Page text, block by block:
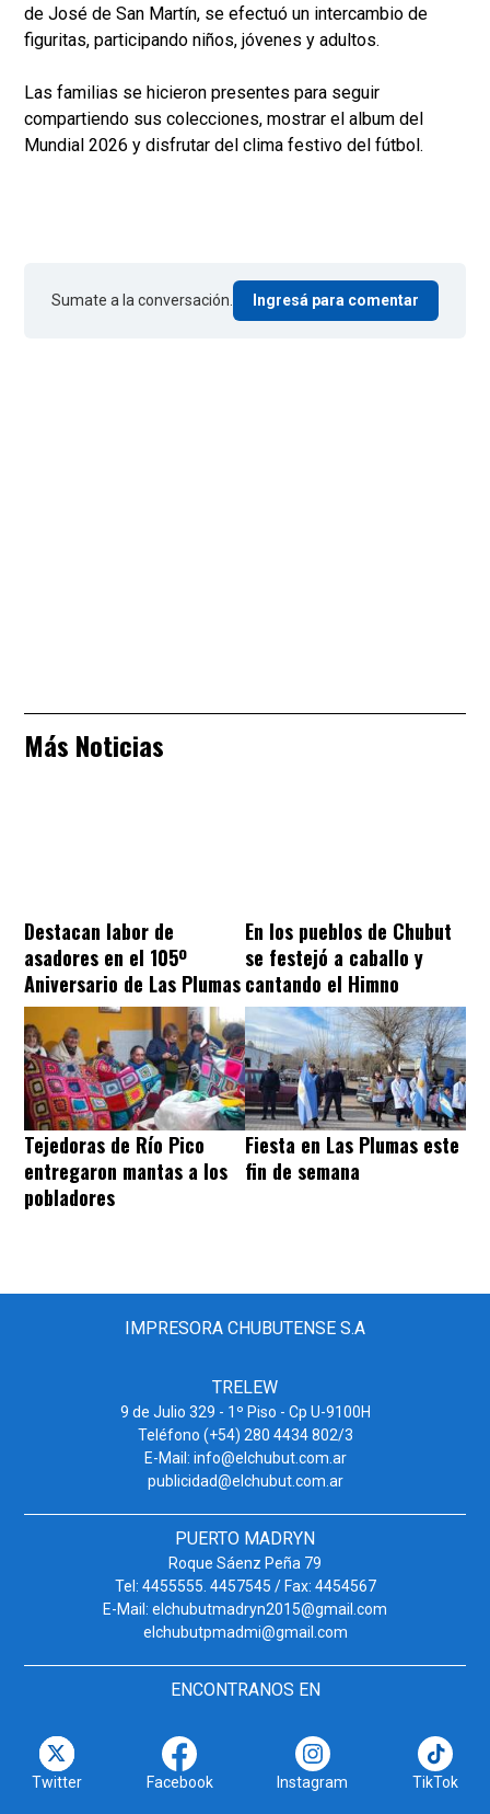
de José de San Martín, se efectuó un intercambio de
figuritas, participando niños, jóvenes y adultos.
Las familias se hicieron presentes para seguir
compartiendo sus colecciones, mostrar el album del
Mundial 2026 y disfrutar del clima festivo del fútbol.
Sumate a la conversación. Ingresá para comentar
Más Noticias
Destacan labor de
asadores en el 105º
Aniversario de Las Plumas
En los pueblos de Chubut
se festejó a caballo y
cantando el Himno
Tejedoras de Río Pico
entregaron mantas a los
pobladores
Fiesta en Las Plumas este
fin de semana
IMPRESORA CHUBUTENSE S.A
TRELEW
9 de Julio 329 - 1º Piso - Cp U-9100H
Teléfono (+54) 280 4434 802/3
E-Mail: info@elchubut.com.ar
publicidad@elchubut.com.ar
PUERTO MADRYN
Roque Sáenz Peña 79
Tel: 4455555. 4457545 / Fax: 4454567
E-Mail: elchubutmadryn2015@gmail.com
elchubutpmadmi@gmail.com
ENCONTRANOS EN
Twitter Facebook Instagram TikTok